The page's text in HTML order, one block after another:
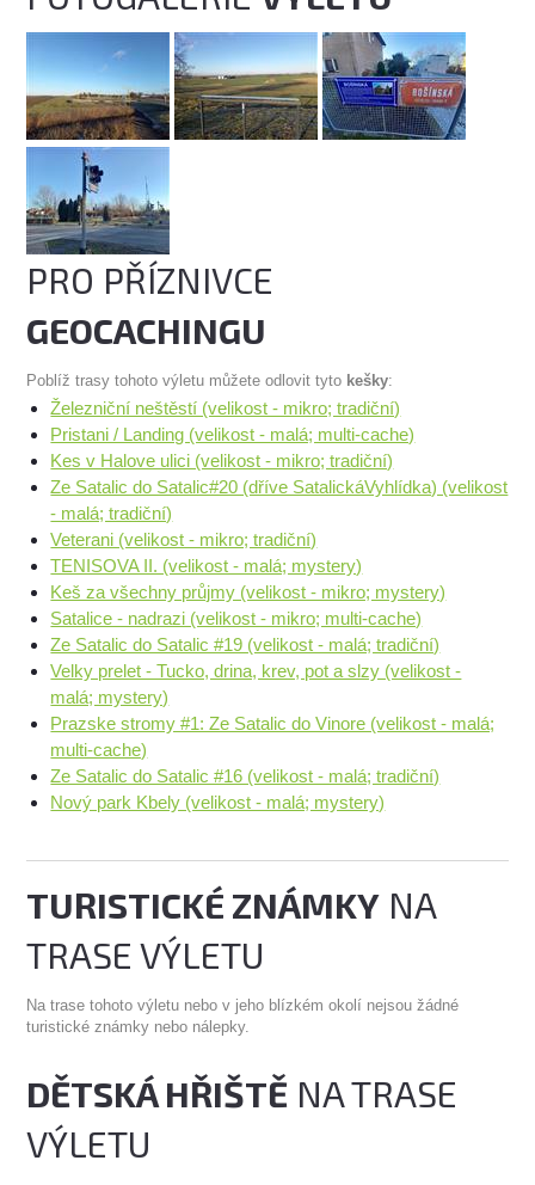
PRO PŘÍZNIVCE
GEOCACHINGU
Poblíž trasy tohoto výletu můžete odlovit tyto kešky:
Železniční neštěstí (velikost - mikro; tradiční)
Pristani / Landing (velikost - malá; multi-cache)
Kes v Halove ulici (velikost - mikro; tradiční)
Ze Satalic do Satalic#20 (dříve SatalickáVyhlídka) (velikost
- malá; tradiční)
Veterani (velikost - mikro; tradiční)
TENISOVA II. (velikost - malá; mystery)
Keš za všechny průjmy (velikost - mikro; mystery)
Satalice - nadrazi (velikost - mikro; multi-cache)
Ze Satalic do Satalic #19 (velikost - malá; tradiční)
Velky prelet - Tucko, drina, krev, pot a slzy (velikost -
malá; mystery)
Prazske stromy #1: Ze Satalic do Vinore (velikost - malá;
multi-cache)
Ze Satalic do Satalic #16 (velikost - malá; tradiční)
Nový park Kbely (velikost - malá; mystery)
TURISTICKÉ ZNÁMKY NA
TRASE VÝLETU
Na trase tohoto výletu nebo v jeho blízkém okolí nejsou žádné
turistické známky nebo nálepky.
DĚTSKÁ HŘIŠTĚ NA TRASE
VÝLETU